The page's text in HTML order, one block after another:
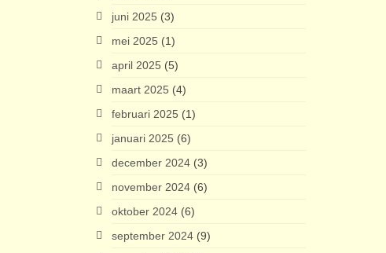
juni 2025 (3)
mei 2025 (1)
april 2025 (5)
maart 2025 (4)
februari 2025 (1)
januari 2025 (6)
december 2024(3)
november 2024(6)
oktober 2024(6)
september 2024(9)